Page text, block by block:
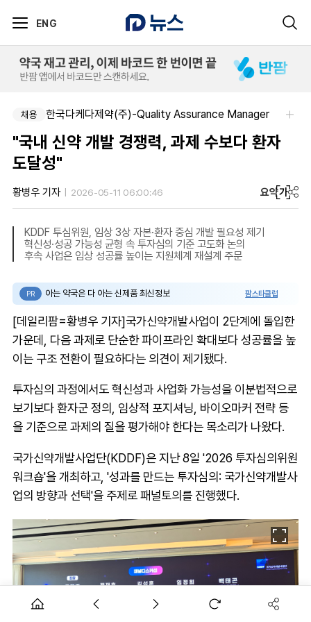
ENG
채용 한국다케다제약(주)-Quality Assurance Manager
"국내 신약 개발 경쟁력, 과제 수보다 환자
도달성"
황병우 기자 2026-05-11 06:00:46 요약가
KDDF 투심위원, 임상 3상 자본·환자 중심 개발 필요성 제기
혁신성·성공 가능성 균형 속 투자심의 기준 고도화 논의
후속 사업은 임상 성공률 높이는 지원체계 재설계 주문
PR 아는 약국은 다 아는 신제품 최신정보 팜스타클럽
[데일리팜=황병우 기자]국가신약개발사업이 2단계에 돌입한
가운데, 다음 과제로 단순한 파이프라인 확대보다 성공률을 높
이는 구조 전환이 필요하다는 의견이 제기됐다.
투자심의 과정에서도 혁신성과 사업화 가능성을 이분법적으로
보기보다 환자군 정의, 임상적 포지셔닝, 바이오마커 전략 등
을 기준으로 과제의 질을 평가해야 한다는 목소리가 나왔다.
국가신약개발사업단(KDDF)은 지난 8일 '2026 투자심의위원
워크숍'을 개최하고, '성과를 만드는 투자심의: 국가신약개발사
업의 방향과 선택'을 주제로 패널토의를 진행했다.